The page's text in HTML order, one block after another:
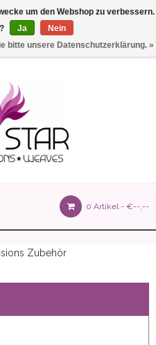
Einstellungen
0 Artikel - €--,--
Zubehör
um den Webshop zu verbessern.
Ja
Nein
bitte unsere Datenschutzerklärung. »